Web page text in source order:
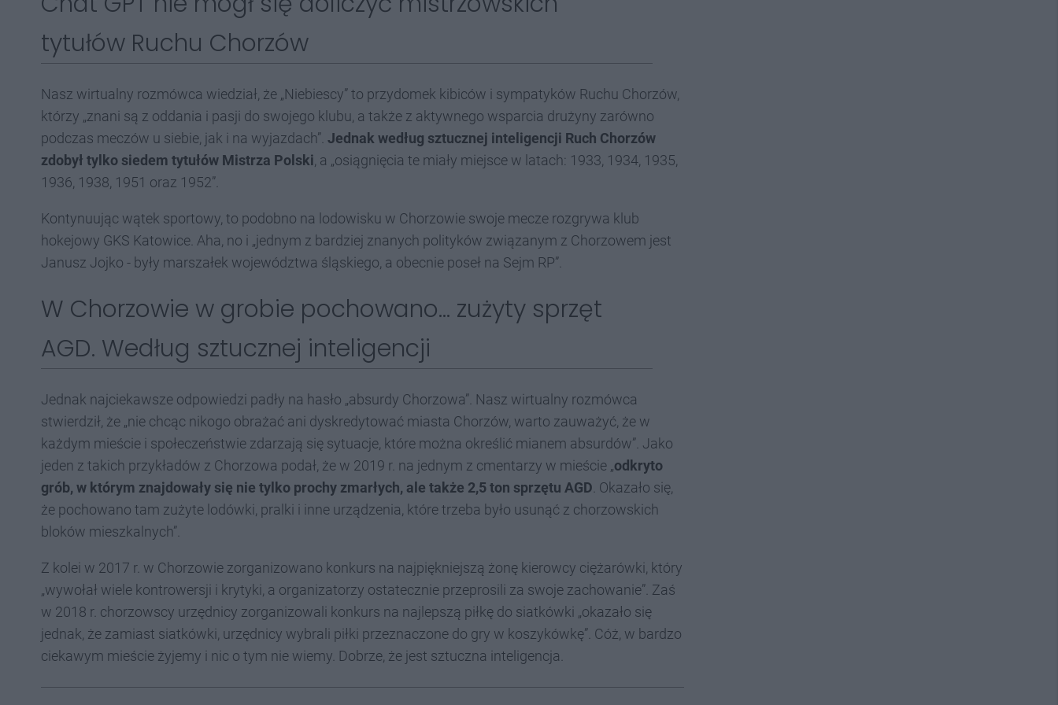
tytułów Ruchu Chorzów
Nasz wirtualny rozmówca wiedział, że „Niebiescy” to przydomek kibiców i sympatyków Ruchu Chorzów,
którzy „znani są z oddania i pasji do swojego klubu, a także z aktywnego wsparcia drużyny zarówno
podczas meczów u siebie, jak i na wyjazdach”. Jednak według sztucznej inteligencji Ruch Chorzów
zdobył tylko siedem tytułów Mistrza Polski , a „osiągnięcia te miały miejsce w latach: 1933, 1934, 1935,
1936, 1938, 1951 oraz 1952”.
Kontynuując wątek sportowy, to podobno na lodowisku w Chorzowie swoje mecze rozgrywa klub
hokejowy GKS Katowice. Aha, no i „jednym z bardziej znanych polityków związanym z Chorzowem jest
Janusz Jojko - były marszałek województwa śląskiego, a obecnie poseł na Sejm RP”.
W Chorzowie w grobie pochowano... zużyty sprzęt
AGD. Według sztucznej inteligencji
Jednak najciekawsze odpowiedzi padły na hasło „absurdy Chorzowa”. Nasz wirtualny rozmówca
stwierdził, że „nie chcąc nikogo obrażać ani dyskredytować miasta Chorzów, warto zauważyć, że w
każdym mieście i społeczeństwie zdarzają się sytuacje, które można określić mianem absurdów”. Jako
jeden z takich przykładów z Chorzowa podał, że w 2019 r. na jednym z cmentarzy w mieście „odkryto
grób, w którym znajdowały się nie tylko prochy zmarłych, ale także 2,5 ton sprzętu AGD . Okazało się,
że pochowano tam zużyte lodówki, pralki i inne urządzenia, które trzeba było usunąć z chorzowskich
bloków mieszkalnych”.
Z kolei w 2017 r. w Chorzowie zorganizowano konkurs na najpiękniejszą żonę kierowcy ciężarówki, który
„wywołał wiele kontrowersji i krytyki, a organizatorzy ostatecznie przeprosili za swoje zachowanie”. Zaś
w 2018 r. chorzowscy urzędnicy zorganizowali konkurs na najlepszą piłkę do siatkówki „okazało się
jednak, że zamiast siatkówki, urzędnicy wybrali piłki przeznaczone do gry w koszykówkę”. Cóż, w bardzo
ciekawym mieście żyjemy i nic o tym nie wiemy. Dobrze, że jest sztuczna inteligencja.